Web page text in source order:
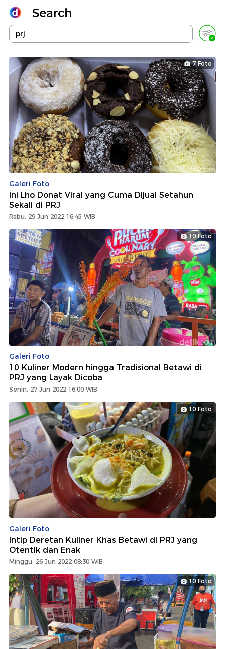
Yang sedang ramai dicari
Loading...
Promoted
Terakhir yang dicari
7 Foto
Galeri Foto
Ini Lho Donat Viral yang Cuma Dijual Setahun
Sekali di PRJ
Rabu, 29 Jun 2022 16:45 WIB
10 Foto
Galeri Foto
10 Kuliner Modern hingga Tradisional Betawi di
PRJ yang Layak Dicoba
Senin, 27 Jun 2022 16:00 WIB
10 Foto
Galeri Foto
Intip Deretan Kuliner Khas Betawi di PRJ yang
Otentik dan Enak
Minggu, 26 Jun 2022 08:30 WIB
10 Foto